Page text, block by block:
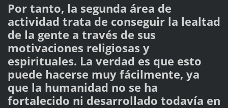
Por tanto, la segunda área de
actividad trata de conseguir la lealtad
de la gente a través de sus
motivaciones religiosas y
espirituales. La verdad es que esto
puede hacerse muy fácilmente, ya
que la humanidad no se ha
fortalecido ni desarrollado todavía en